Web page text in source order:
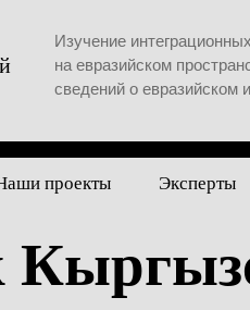
Изучение
на евразийском
сведений о евразийском
проекты Эксперты